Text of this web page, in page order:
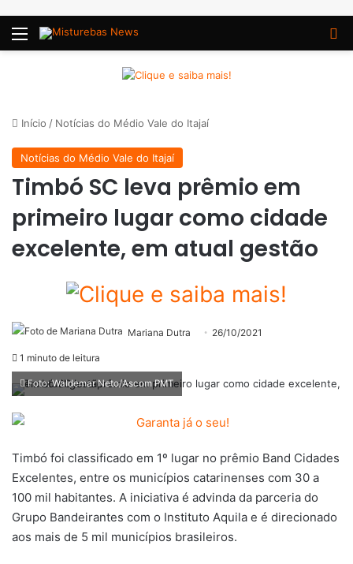
Menu
Início / Notícias do Médio Vale do Itajaí
Notícias do Médio Vale do Itajaí
Timbó SC leva prêmio em
primeiro lugar como cidade
excelente, em atual gestão
Mariana Dutra 26/10/2021
1 minuto de leitura
Foto: Waldemar Neto/Ascom PMT
Timbó foi classificado em 1º lugar no prêmio Band Cidades
Excelentes, entre os municípios catarinenses com 30 a
100 mil habitantes. A iniciativa é advinda da parceria do
Grupo Bandeirantes com o Instituto Aquila e é direcionado
aos mais de 5 mil municípios brasileiros.